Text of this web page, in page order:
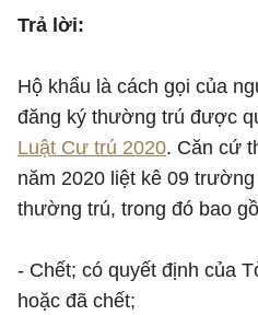
Trả lời:
Hộ khẩu là cách gọi của
đăng ký thường trú được
Luật Cư trú 2020. Căn cứ
năm 2020 liệt kê 09
thường trú, trong đó bao
- Chết; có quyết định của
hoặc đã chết;